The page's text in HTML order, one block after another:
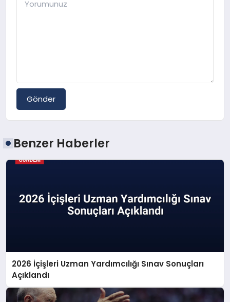
Gönder
Benzer Haberler
2026 İçişleri Uzman Yardımcılığı Sınav Sonuçları
Açıklandı